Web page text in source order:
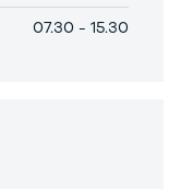
07.30 - 15.30